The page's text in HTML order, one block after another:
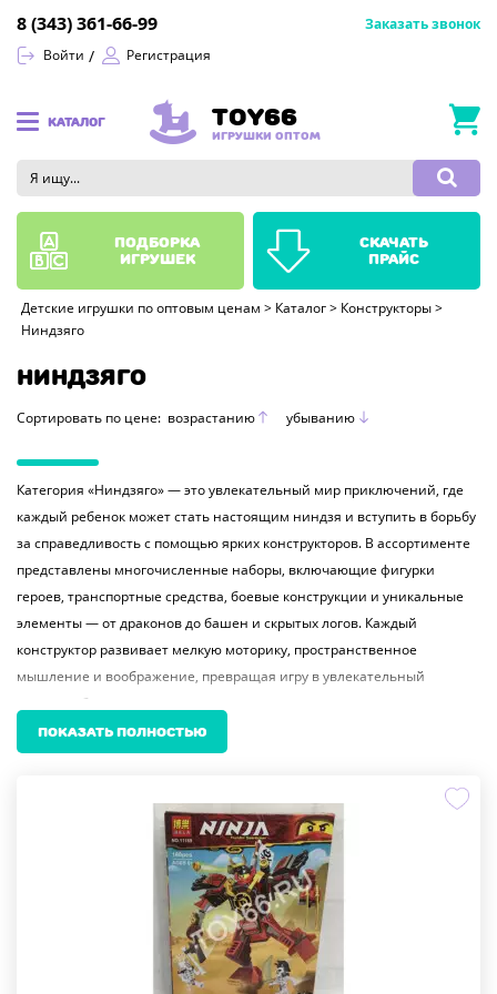
Войти Регистрация
8 (343) 361-66-99 Заказать звонок
КАТАЛОГ TOY66
ИГРУШКИ ОПТОМ
Детские игрушки по оптовым ценам > Каталог > Конструкторы >
Ниндзяго
НИНДЗЯГО
Сортировать по цене: возрастанию убыванию
Категория «Ниндзяго» — это увлекательный мир приключений, где
каждый ребенок может стать настоящим ниндзя и вступить в борьбу
за справедливость с помощью ярких конструкторов. В ассортименте
представлены многочисленные наборы, включающие фигурки
героев, транспортные средства, боевые конструкции и уникальные
элементы — от драконов до башен и скрытых логов. Каждый
конструктор развивает мелкую моторику, пространственное
мышление и воображение, превращая игру в увлекательный
процесс обучения.
Наборы выполнены в стиле популярного анимационного сериала
«Ninjago», что делает их особенно привлекательными для детей 5–12
системами конструирования, позволяющие создавать сложные
конструкции и расширять игровое пространство. Многие модели
оснащены элементами движения: запускающимися механизмами,
вращающимися частями и подвижными фигурками — это добавляет
динамики и реалистичности каждой сцене.
Игровые наборы оформлены в яркой цветовой гамме, с
детализированными аксессуарами и узнаваемыми образами
ПОКАЗАТЬ ПОЛНОСТЬЮ
подборка
игрушек
скачать
прайс